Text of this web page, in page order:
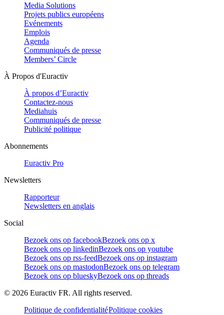
Media Solutions
Projets publics européens
Evénements
Emplois
Agenda
Communiqués de presse
Members’ Circle
À Propos d'Euractiv
À propos d’Euractiv
Contactez-nous
Mediahuis
Communiqués de presse
Publicité politique
Abonnements
Euractiv Pro
Newsletters
Rapporteur
Newsletters en anglais
Social
Bezoek ons op facebookBezoek ons op x
Bezoek ons op linkedinBezoek ons op youtube
Bezoek ons op rss-feedBezoek ons op instagram
Bezoek ons op mastodonBezoek ons op telegram
Bezoek ons op blueskyBezoek ons op threads
© 2026 Euractiv FR. All rights reserved.
Politique de confidentialitéPolitique cookies